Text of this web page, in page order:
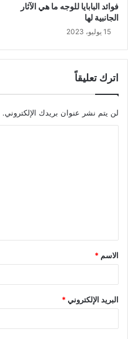
فوائد البابايا للوجه ما هي الآثار
الجانبية لها
15 يوليو، 2023
اترك تعليقاً
لن يتم نشر عنوان بريدك الإلكتروني.
ق
*
الاسم *
البريد الإلكتروني*